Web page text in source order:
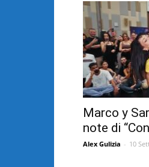
Marco y
note di
Alex Gulizia - 10